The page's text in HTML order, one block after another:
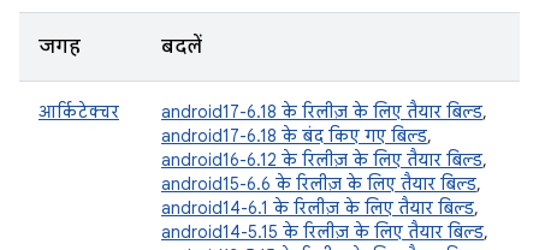
जगह बदलें
आर्किटेक्चर android17-6.18 के रिलीज़ के लिए तैयार बिल्ड,
android17-6.18 के बंद किए गए बिल्ड,
android16-6.12 के रिलीज़ के लिए तैयार बिल्ड,
android15-6.6 के रिलीज़ के लिए तैयार बिल्ड,
android14-6.1 के रिलीज़ के लिए तैयार बिल्ड,
android14-5.15 के रिलीज़ के लिए तैयार बिल्ड,